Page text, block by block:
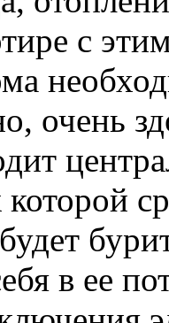
с
очень
в ее